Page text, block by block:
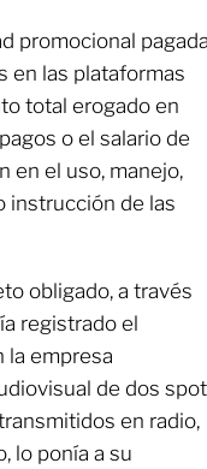
promocional pagada
en las plataformas
total erogado en
o el salario de
en el uso, manejo,
instrucción de las
obligado, a través
registrado el
la empresa
de dos
en radio,
lo ponía a su